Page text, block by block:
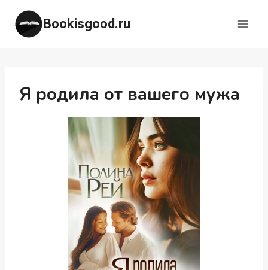
Перейти
содержимому
Bookisgood.ru
Я родила от вашего мужа